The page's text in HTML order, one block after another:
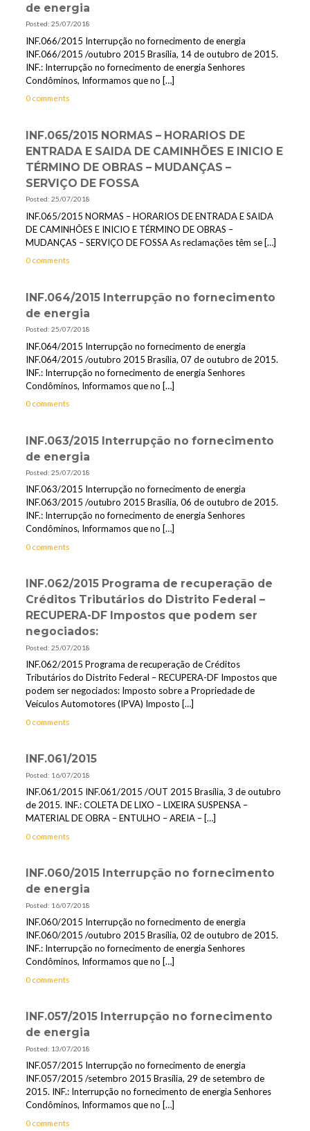
de energia
Posted: 25/07/2018
INF.066/2015 Interrupção no fornecimento de energia
INF.066/2015 /outubro 2015 Brasília, 14 de outubro de 2015.
INF.: Interrupção no fornecimento de energia Senhores
Condôminos, Informamos que no […]
0 comments
INF.065/2015 NORMAS – HORARIOS DE
ENTRADA E SAIDA DE CAMINHÕES E INICIO E
TÉRMINO DE OBRAS – MUDANÇAS –
SERVIÇO DE FOSSA
Posted: 25/07/2018
INF.065/2015 NORMAS – HORARIOS DE ENTRADA E SAIDA
DE CAMINHÕES E INICIO E TÉRMINO DE OBRAS –
MUDANÇAS – SERVIÇO DE FOSSA As reclamações têm se[…]
0 comments
INF.064/2015 Interrupção no fornecimento
de energia
Posted: 25/07/2018
INF.064/2015 Interrupção no fornecimento de energia
INF.064/2015 /outubro 2015 Brasília, 07 de outubro de 2015.
INF.: Interrupção no fornecimento de energia Senhores
Condôminos, Informamos que no […]
0 comments
INF.063/2015 Interrupção no fornecimento
de energia
Posted: 25/07/2018
INF.063/2015 Interrupção no fornecimento de energia
INF.063/2015 /outubro 2015 Brasília, 06 de outubro de 2015.
INF.: Interrupção no fornecimento de energia Senhores
Condôminos, Informamos que no […]
0 comments
INF.062/2015 Programa de recuperação de
Créditos Tributários do Distrito Federal –
RECUPERA-DF Impostos que podem ser
negociados:
Posted: 25/07/2018
INF.062/2015 Programa de recuperação de Créditos
Tributários do Distrito Federal – RECUPERA-DF Impostos que
podem ser negociados: Imposto sobre a Propriedade de
Veículos Automotores (IPVA) Imposto […]
0 comments
INF.061/2015
Posted: 16/07/2018
INF.061/2015 INF.061/2015 /OUT 2015 Brasília, 3 de outubro
de 2015. INF.: COLETA DE LIXO – LIXEIRA SUSPENSA –
MATERIAL DE OBRA – ENTULHO – AREIA –[…]
0 comments
INF.060/2015 Interrupção no fornecimento
de energia
Posted: 16/07/2018
INF.060/2015 Interrupção no fornecimento de energia
INF.060/2015 /outubro 2015 Brasília, 02 de outubro de 2015.
INF.: Interrupção no fornecimento de energia Senhores
Condôminos, Informamos que no […]
0 comments
INF.057/2015 Interrupção no fornecimento
de energia
Posted: 13/07/2018
INF.057/2015 Interrupção no fornecimento de energia
INF.057/2015 /setembro 2015 Brasília, 29 de setembro de
2015. INF.: Interrupção no fornecimento de energia Senhores
Condôminos, Informamos que no […]
0 comments